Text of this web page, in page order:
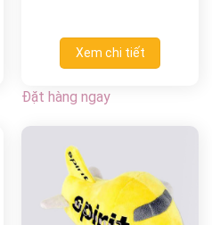
Xem chi tiết
Đặt hàng ngay